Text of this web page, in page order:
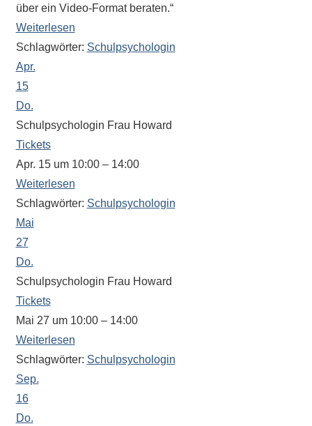
Schule.
Ob
Sprach-,
Mathematik-
oder
Sportwettkampf,
Musik-
oder
Exkursion
oder
Reise
–
unsere
Schülerinnen
und
Schüler
sind
dabei!
Sollten
Sie
einmal
über ein Video-Format beraten.“
Weiterlesen
Schlagwörter: Schulpsychologin
Apr.
15
Do.
Schulpsychologin Frau Howard
Tickets
Apr. 15 um 10:00 – 14:00
Weiterlesen
Schlagwörter: Schulpsychologin
Mai
27
Do.
Schulpsychologin Frau Howard
Tickets
Mai 27 um 10:00 – 14:00
Weiterlesen
Schlagwörter: Schulpsychologin
Sep.
16
Do.